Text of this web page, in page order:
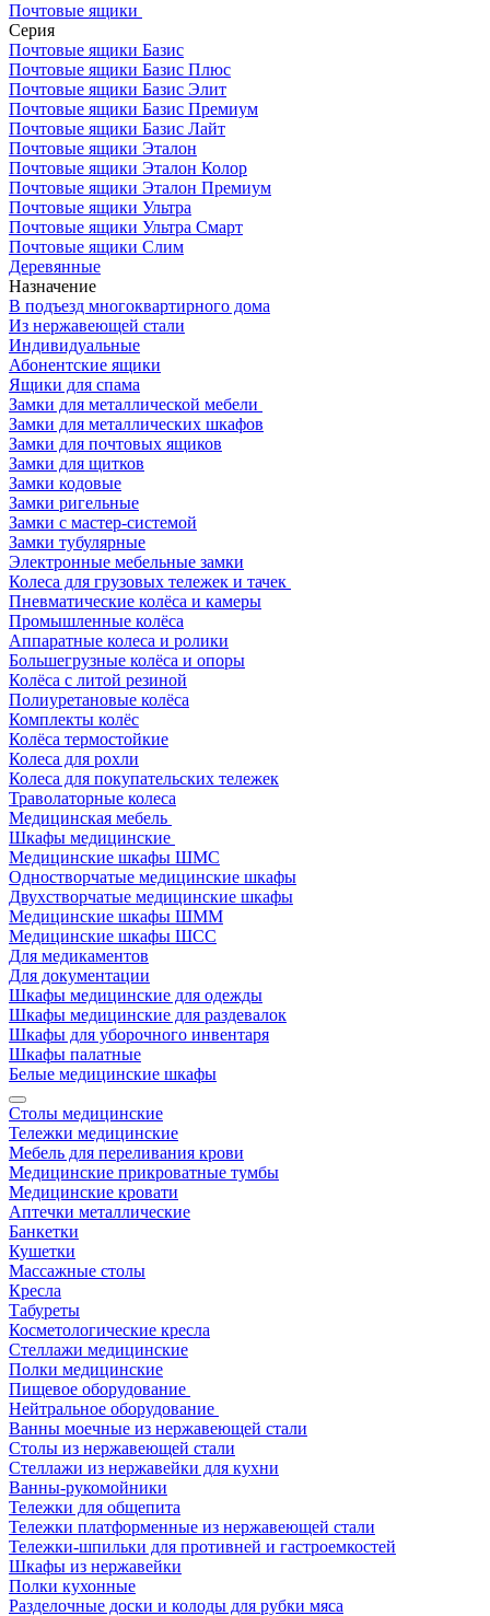
Почтовые ящики
Серия
Почтовые ящики Базис
Почтовые ящики Базис Плюс
Почтовые ящики Базис Элит
Почтовые ящики Базис Премиум
Почтовые ящики Базис Лайт
Почтовые ящики Эталон
Почтовые ящики Эталон Колор
Почтовые ящики Эталон Премиум
Почтовые ящики Ультра
Почтовые ящики Ультра Смарт
Почтовые ящики Слим
Деревянные
Назначение
В подъезд многоквартирного дома
Из нержавеющей стали
Индивидуальные
Абонентские ящики
Ящики для спама
Замки для металлической мебели
Замки для металлических шкафов
Замки для почтовых ящиков
Замки для щитков
Замки кодовые
Замки ригельные
Замки с мастер-системой
Замки тубулярные
Электронные мебельные замки
Колеса для грузовых тележек и тачек
Пневматические колёса и камеры
Промышленные колёса
Аппаратные колеса и ролики
Большегрузные колёса и опоры
Колёса с литой резиной
Полиуретановые колёса
Комплекты колёс
Колёса термостойкие
Колеса для рохли
Колеса для покупательских тележек
Траволаторные колеса
Медицинская мебель
Шкафы медицинские
Медицинские шкафы ШМС
Одностворчатые медицинские шкафы
Двухстворчатые медицинские шкафы
Медицинские шкафы ШММ
Медицинские шкафы ШСС
Для медикаментов
Для документации
Шкафы медицинские для одежды
Шкафы медицинские для раздевалок
Шкафы для уборочного инвентаря
Шкафы палатные
Белые медицинские шкафы
Столы медицинские
Тележки медицинские
Мебель для переливания крови
Медицинские прикроватные тумбы
Медицинские кровати
Аптечки металлические
Банкетки
Кушетки
Массажные столы
Кресла
Табуреты
Косметологические кресла
Стеллажи медицинские
Полки медицинские
Пищевое оборудование
Нейтральное оборудование
Ванны моечные из нержавеющей стали
Столы из нержавеющей стали
Стеллажи из нержавейки для кухни
Ванны-рукомойники
Тележки для общепита
Тележки платформенные из нержавеющей стали
Тележки-шпильки для противней и гастроемкостей
Шкафы из нержавейки
Полки кухонные
Разделочные доски и колоды для рубки мяса